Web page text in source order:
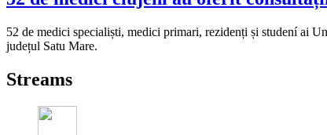
52 de medici specialiști, medici primari, rezidenți și studení ai
județul Satu Mare.
Streams